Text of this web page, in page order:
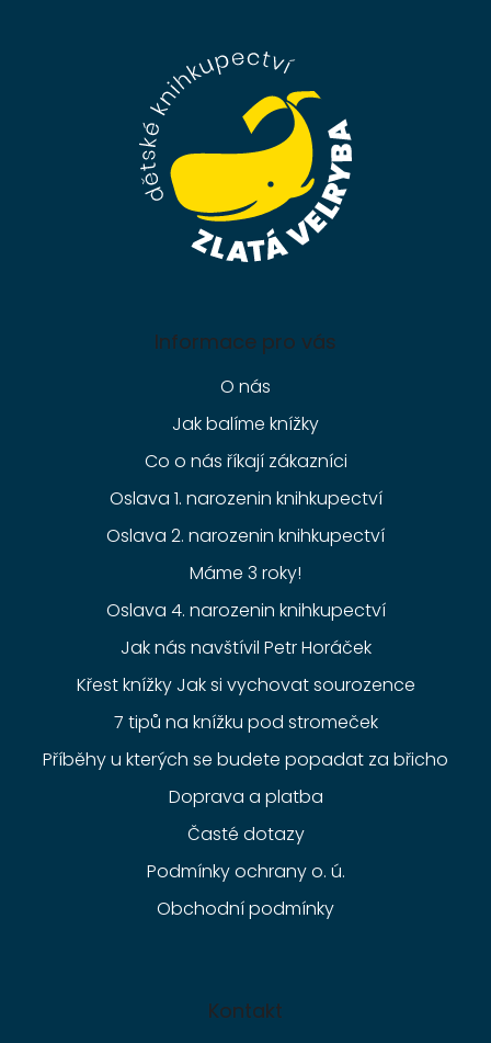
Informace pro vás
O nás
Jak balíme knížky
Co o nás říkají zákazníci
Oslava 1. narozenin knihkupectví
Oslava 2. narozenin knihkupectví
Máme 3 roky!
Oslava 4. narozenin knihkupectví
Jak nás navštívil Petr Horáček
Křest knížky Jak si vychovat sourozence
7 tipů na knížku pod stromeček
Příběhy u kterých se budete popadat za břicho
Doprava a platba
Časté dotazy
Podmínky ochrany o. ú.
Obchodní podmínky
Kontakt